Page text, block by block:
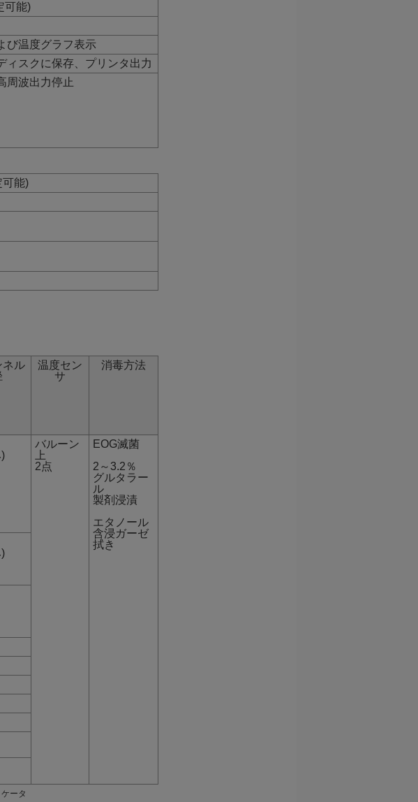
可能)
び温度グラフ表示
ィスクに保存、プリンタ出力
周波出力停止
可能)
ネル
温度セン
サ
消毒方法
バルーン
上
2点
EOG滅菌
2～3.2％
グルタラー
ル
製剤浸漬
エタノール
含浸ガーゼ
拭き
ータ